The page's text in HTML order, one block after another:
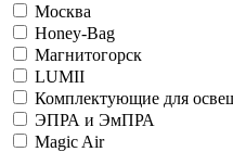
Москва
Honey-Bag
Магнитогорск
LUMII
Комплектующие для
ЭПРА и ЭмПРА
Magic Air